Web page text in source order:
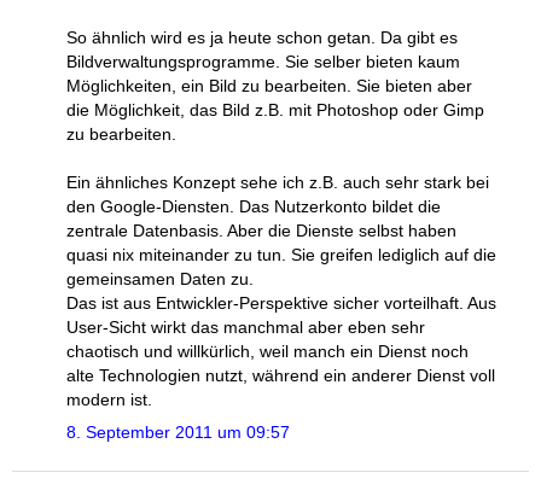
So ähnlich wird es ja heute schon getan. Da gibt es
Bildverwaltungsprogramme. Sie selber bieten kaum
Möglichkeiten, ein Bild zu bearbeiten. Sie bieten aber
die Möglichkeit, das Bild z.B. mit Photoshop oder Gimp
zu bearbeiten.
Ein ähnliches Konzept sehe ich z.B. auch sehr stark bei
den Google-Diensten. Das Nutzerkonto bildet die
zentrale Datenbasis. Aber die Dienste selbst haben
quasi nix miteinander zu tun. Sie greifen lediglich auf die
gemeinsamen Daten zu.
Das ist aus Entwickler-Perspektive sicher vorteilhaft. Aus
User-Sicht wirkt das manchmal aber eben sehr
chaotisch und willkürlich, weil manch ein Dienst noch
alte Technologien nutzt, während ein anderer Dienst voll
modern ist.
8. September 2011 um 09:57